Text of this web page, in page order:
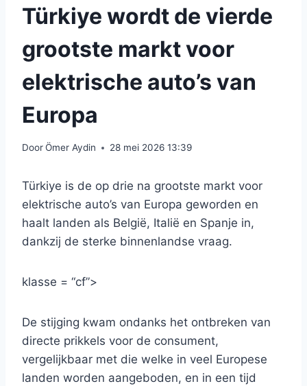
Türkiye wordt de vierde
grootste markt voor
elektrische auto’s van
Europa
DoorÖmer Aydin 28 mei 2026 13:39
Türkiye is de op drie na grootste markt voor
elektrische auto’s van Europa geworden en
haalt landen als België, Italië en Spanje in,
dankzij de sterke binnenlandse vraag.
klasse = “cf”>
De stijging kwam ondanks het ontbreken van
directe prikkels voor de consument,
vergelijkbaar met die welke in veel Europese
landen worden aangeboden, en in een tijd